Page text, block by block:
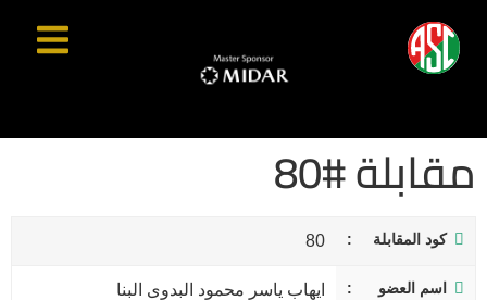
مقابلة #80
كود المقابلة 80
اسم العضو ايهاب ياسر محمود البدوى البنا